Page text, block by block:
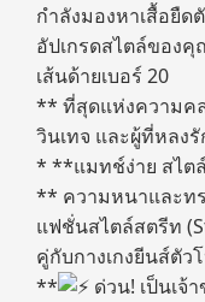
กำลังมองหาเสื้อยืด
อัปเกรดสไตล์ของ
เส้นด้ายเบอร์ 20
** ที่สุดแห่งความค
วินเทจ และผู้ที่หลง
* **แมทช์ง่าย สไต
** ความหนาและทร
แฟชั่นสไตล์สตรีท
คู่กับกางเกงยีนส์ตัว
**
ด่วน! เป็นเจ้